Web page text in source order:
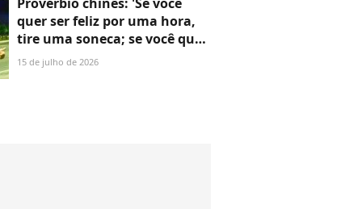
quer ser feliz por uma hora,
tire uma soneca; se você quer
ser feliz para o resto da vida,
15 de julho de 2026